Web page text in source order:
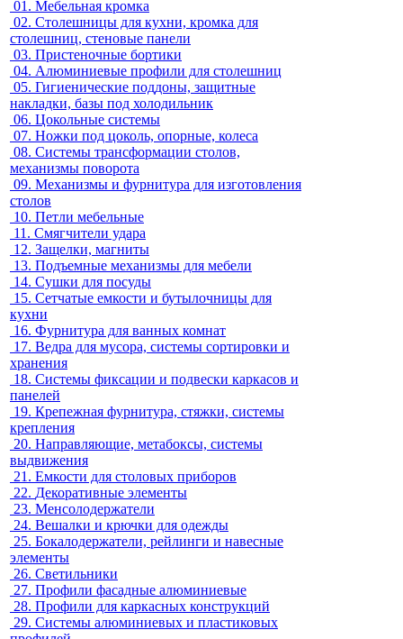
01. Мебельная кромка
02. Столешницы для кухни, кромка для
столешниц, стеновые панели
03. Пристеночные бортики
04. Алюминиевые профили для столешниц
05. Гигиенические поддоны, защитные
накладки, базы под холодильник
06. Цокольные системы
07. Ножки под цоколь, опорные, колеса
08. Системы трансформации столов,
механизмы поворота
09. Механизмы и фурнитура для изготовления
столов
10. Петли мебельные
11. Смягчители удара
12. Защелки, магниты
13. Подъемные механизмы для мебели
14. Сушки для посуды
15. Сетчатые емкости и бутылочницы для
кухни
16. Фурнитура для ванных комнат
17. Ведра для мусора, системы сортировки и
хранения
18. Системы фиксации и подвески каркасов и
панелей
19. Крепежная фурнитура, стяжки, системы
крепления
20. Направляющие, метабоксы, системы
выдвижения
21. Емкости для столовых приборов
22. Декоративные элементы
23. Менсолодержатели
24. Вешалки и крючки для одежды
25. Бокалодержатели, рейлинги и навесные
элементы
26. Светильники
27. Профили фасадные алюминиевые
28. Профили для каркасных конструкций
29. Системы алюминиевых и пластиковых